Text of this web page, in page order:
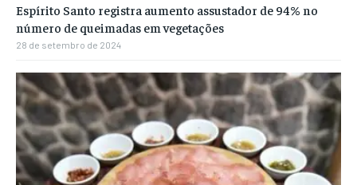
Espírito Santo registra aumento assustador de 94% no
número de queimadas em vegetações
28 de setembro de 2024